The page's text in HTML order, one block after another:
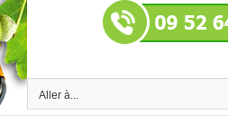
Aller à...